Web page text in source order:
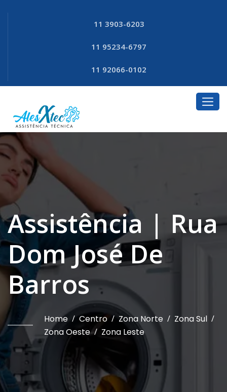
11 3903-6203
11 95234-6797
11 92066-0102
Assistência | Rua
Dom José De
Barros
Home / Centro / Zona Norte / Zona Sul /
Zona Oeste / Zona Leste